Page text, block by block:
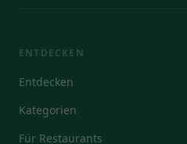
ENTDECKEN
Entdecken
Kategorien
Für Restaurants